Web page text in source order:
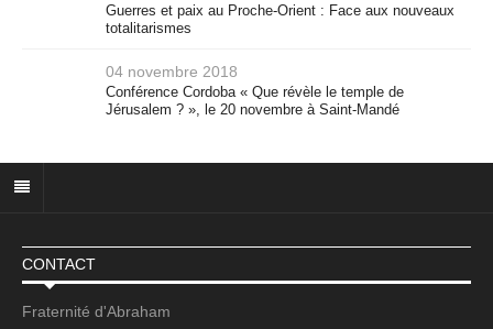
Guerres et paix au Proche-Orient : Face aux nouveaux
totalitarismes
04 novembre 2018
Conférence Cordoba « Que révèle le temple de
Jérusalem ? », le 20 novembre à Saint-Mandé
CONTACT
Fraternité d'Abraham